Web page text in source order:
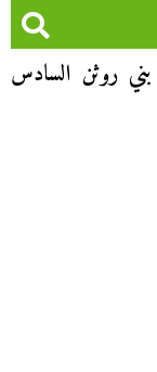
بني روثن السادس